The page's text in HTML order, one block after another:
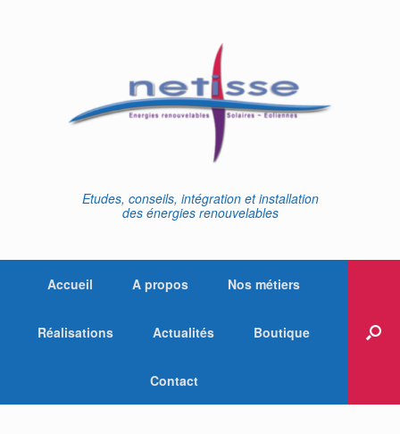
Etudes, conseils, intégration et installation
des énergies renouvelables
Accueil A propos Nos métiers
Réalisations Actualités Boutique
Contact